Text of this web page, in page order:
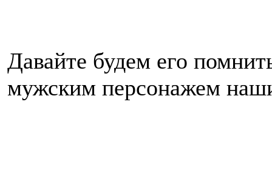
Давайте будем его
мужским персонажем